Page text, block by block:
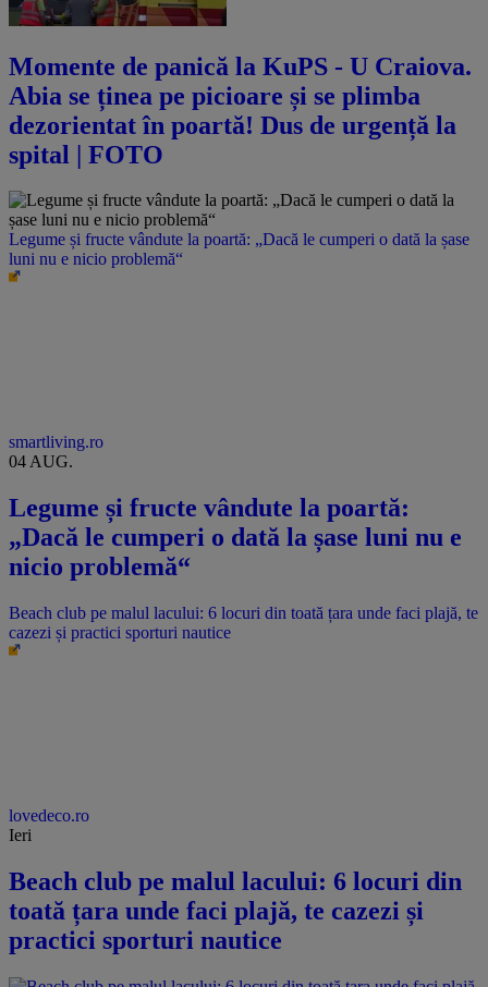
Momente de panică la KuPS - U Craiova.
Abia se ținea pe picioare și se plimba
dezorientat în poartă! Dus de urgență la
spital | FOTO
Legume și fructe vândute la poartă: „Dacă le cumperi o dată la șase
luni nu e nicio problemă“
smartliving.ro
04 AUG.
Legume și fructe vândute la poartă:
„Dacă le cumperi o dată la șase luni nu e
nicio problemă“
Beach club pe malul lacului: 6 locuri din toată țara unde faci plajă, te
cazezi și practici sporturi nautice
lovedeco.ro
Ieri
Beach club pe malul lacului: 6 locuri din
toată țara unde faci plajă, te cazezi și
practici sporturi nautice